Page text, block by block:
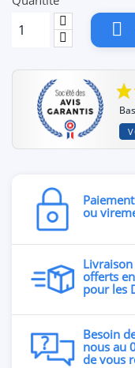

ou
offerts
pour les
Besoin
nous au
de vous